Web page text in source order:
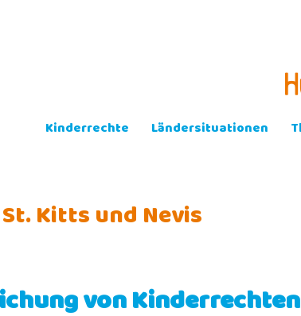
Kinderrechte Ländersituationen
Kitts und Nevis
von